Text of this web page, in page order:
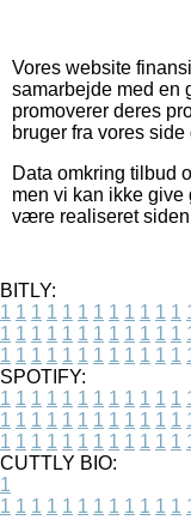
Vores website
samarbejde med en
promoverer deres
bruger fra vores
Data omkring tilbud
men vi kan ikke give
være realiseret
BITLY:
1 1 1 1 1 1 1 1 1 1 1 1
1 1 1 1 1 1 1 1 1 1 1 1
1 1 1 1 1 1 1 1 1 1 1 1
SPOTIFY:
1 1 1 1 1 1 1 1 1 1 1 1
1 1 1 1 1 1 1 1 1 1 1 1
1 1 1 1 1 1 1 1 1 1 1 1
CUTTLY BIO:
1
1 1 1 1 1 1 1 1 1 1 1 1